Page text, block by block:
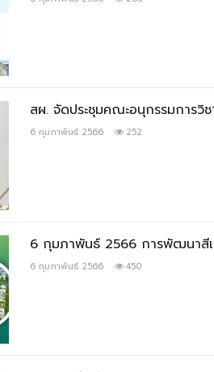
สผ. จัดประชุมคณะอนุกรรมการวิ
6 กุมภาพันธ์ 2566 252
6 กุมภาพันธ์ 2566 การพัฒนาสีเ
6 กุมภาพันธ์ 2566 450